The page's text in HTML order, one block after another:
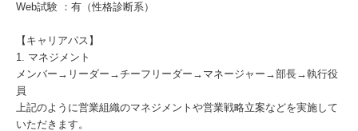
Web試験 ：有（性格診断系）
【キャリアパス】
1. マネジメント
メンバー→リーダー→チーフリーダー→マネージャー→部長→執行役
員
上記のように営業組織のマネジメントや営業戦略立案などを実施して
いただきます。